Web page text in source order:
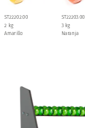
ST22202.00 ST22203.00
2 kg 3 kg
Amarillo Naranja